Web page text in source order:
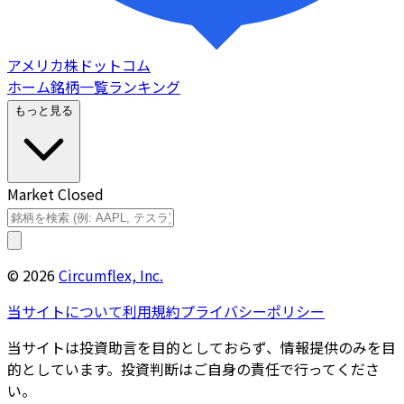
アメリカ株ドットコム
ホーム銘柄一覧ランキング
もっと見る
Market Closed
© 2026Circumflex, Inc.
当サイトについて利用規約プライバシーポリシー
当サイトは投資助言を目的としておらず、情報提供のみを目
的としています。投資判断はご自身の責任で行ってくださ
い。